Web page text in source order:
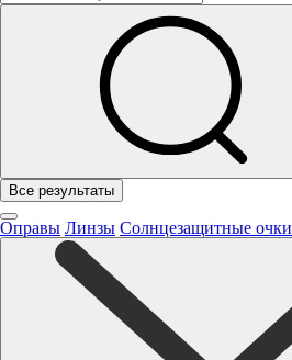
Все результаты
Оправы Линзы Солнцезащитные очки